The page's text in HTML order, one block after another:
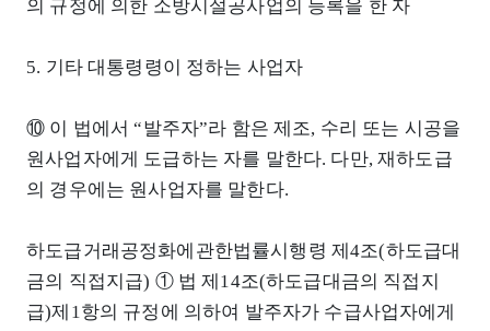
의 규정에 의한 소방시설공사업의 등록을 한 자
5. 기타 대통령령이 정하는 사업자
⑩ 이 법에서 “발주자”라 함은 제조, 수리 또는 시공을
원사업자에게 도급하는 자를 말한다. 다만, 재하도급
의 경우에는 원사업자를 말한다.
하도급거래공정화에관한법률시행령 제4조(하도급대
금의 직접지급) ① 법 제14조(하도급대금의 직접지
급)제1항의 규정에 의하여 발주자가 수급사업자에게